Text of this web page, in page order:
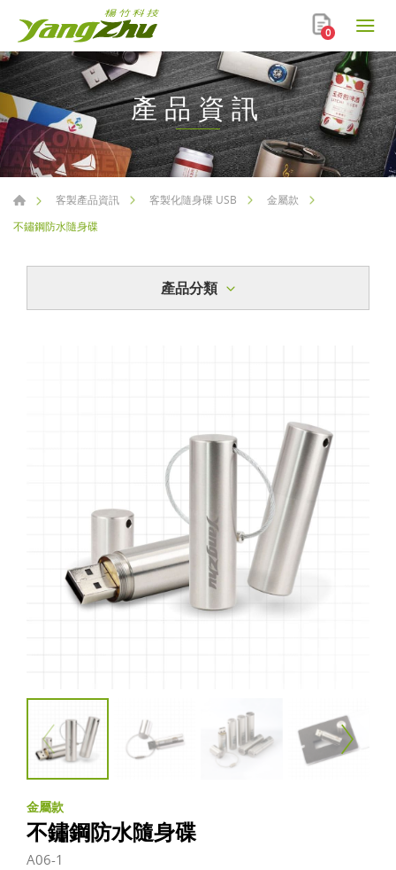
0
產品資訊
客製產品資訊 客製化隨身碟 USB
金屬款
不鏽鋼防水隨身碟
產品分類
金屬款
不鏽鋼防水隨身碟
A06-1